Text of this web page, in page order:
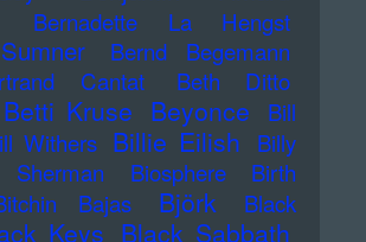
Bernadette La Hengst
Bernd Begemann
Cantat Beth Ditto
Betti Kruse Beyonce
Bill
Withers Billie Eilish
Billy
Sherman Biosphere
Birth
Bajas Björk
Black
Keys Black Sabbath